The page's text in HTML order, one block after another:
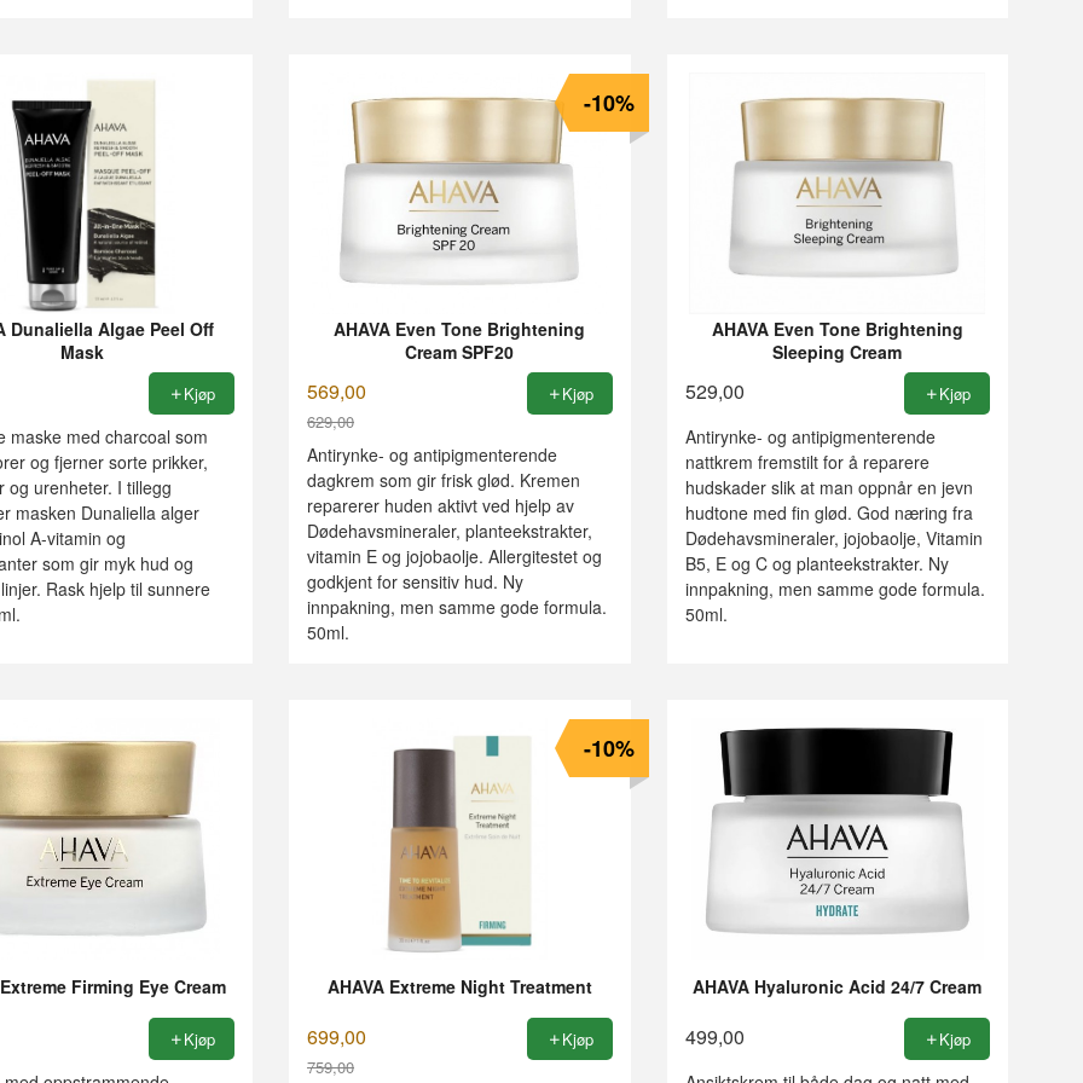
Dunaliella Algae Peel Off
Mask
Kjøp
maske med charcoal som
og fjerner sorte prikker,
og urenheter. I tillegg
masken Dunaliella alger
A-vitamin og
som gir myk hud og
Rask hjelp til sunnere
AHAVA Even Tone Brightening
Cream SPF20
569,00
629,00
Rabatt
-10%
Kjøp
Antirynke- og antipigmenterende
dagkrem som gir frisk glød. Kremen
reparerer huden aktivt ved hjelp av
Dødehavsmineraler, planteekstrakter,
vitamin E og jojobaolje. Allergitestet og
godkjent for sensitiv hud. Ny
innpakning, men samme gode formula.
50ml.
AHAVA Even Tone Brightening
Sleeping Cream
529,00 Kjøp
Antirynke- og antipigmenterende
nattkrem fremstilt for å reparere
hudskader slik at man oppnår en jevn
hudtone med fin glød. God næring fra
Dødehavsmineraler, jojobaolje, Vitamin
B5, E og C og planteekstrakter. Ny
innpakning, men samme gode formula.
50ml.
Firming Eye Cream
Kjøp
AHAVA Extreme Night Treatment
699,00
759,00
-10%
Kjøp
AHAVA Hyaluronic Acid 24/7 Cream
499,00 Kjøp